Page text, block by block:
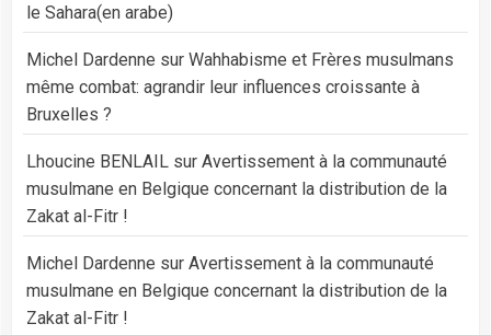
le Sahara(en arabe)
Michel Dardenne sur Wahhabisme et Frères musulmans
même combat: agrandir leur influences croissante à
Bruxelles ?
Lhoucine BENLAIL sur Avertissement à la communauté
musulmane en Belgique concernant la distribution de la
Zakat al-Fitr !
Michel Dardenne sur Avertissement à la communauté
musulmane en Belgique concernant la distribution de la
Zakat al-Fitr !